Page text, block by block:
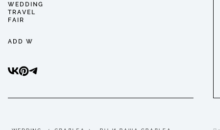
WEDDING
TRAVEL
FAIR
ADD W